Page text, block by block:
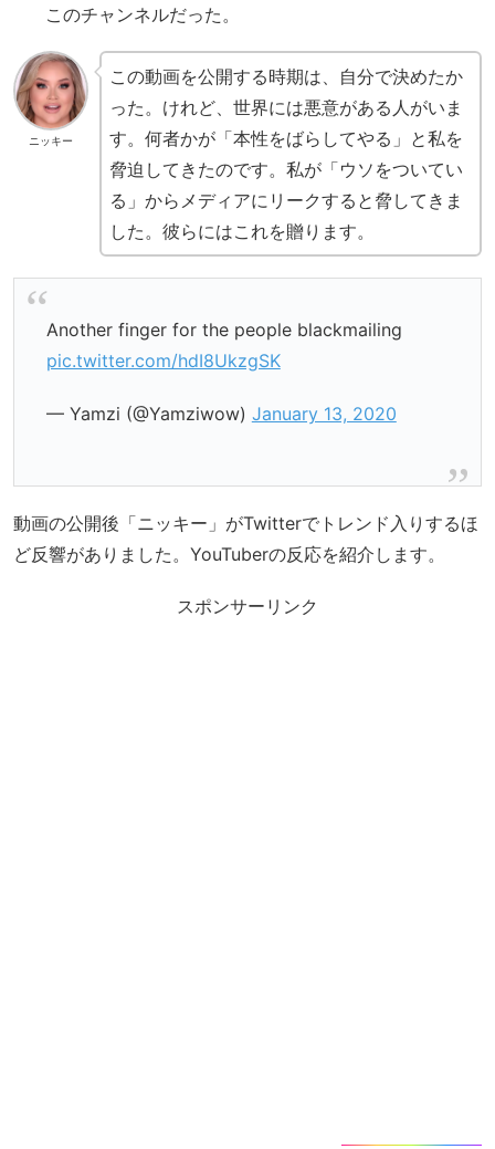
このチャンネルだった。
ニッキー
この動画を公開する時期は、自分で決めたか
った。けれど、世界には悪意がある人がいま
す。何者かが「本性をばらしてやる」と私を
脅迫してきたのです。私が「ウソをついてい
る」からメディアにリークすると脅してきま
した。彼らにはこれを贈ります。
Another finger for the people blackmailing
pic.twitter.com/hdI8UkzgSK
— Yamzi (@Yamziwow) January 13, 2020
動画の公開後「ニッキー」がTwitterでトレンド入りするほ
ど反響がありました。YouTuberの反応を紹介します。
スポンサーリンク